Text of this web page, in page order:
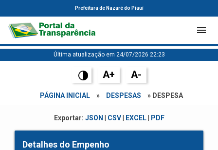
Prefeitura de Nazaré do Piauí
Última atualização em 24/07/2026 22:23
A+ A-
PÁGINA INICIAL » DESPESAS » DESPESA
Exportar: JSON CSV| EXCEL| PDF
Detalhes do Empenho